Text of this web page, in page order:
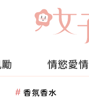
情慾愛情
香氛香水